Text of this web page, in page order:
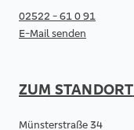
02522 - 61 0 91
E-Mail senden
ZUM STANDORT
Münsterstraße 34